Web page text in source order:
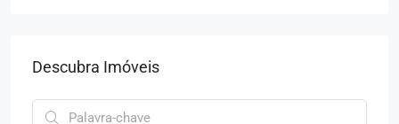
Descubra Imóveis